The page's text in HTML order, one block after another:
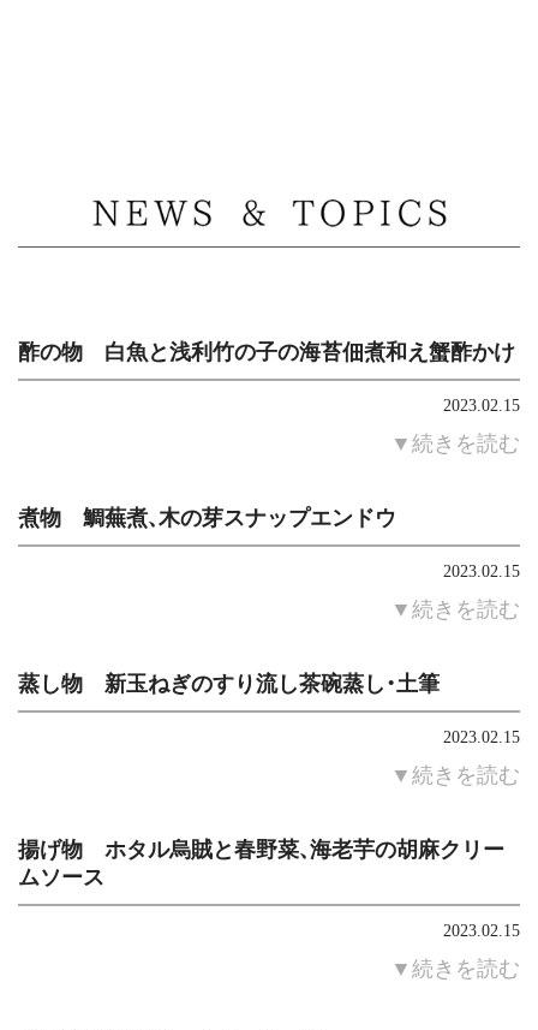
酢の物 白魚と浅利竹の子の海苔佃煮和え蟹酢かけ
2023.02.15
▼続きを読む
煮物 鯛蕪煮、木の芽スナップエンドウ
2023.02.15
▼続きを読む
蒸し物 新玉ねぎのすり流し茶碗蒸し・土筆
2023.02.15
▼続きを読む
揚げ物 ホタル烏賊と春野菜、海老芋の胡麻クリー
ムソース
2023.02.15
▼続きを読む